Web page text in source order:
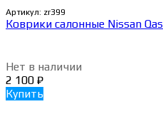
Артикул: zr399
Коврики салонные Nissan
Нет в наличии
2 100 ₽
Купить